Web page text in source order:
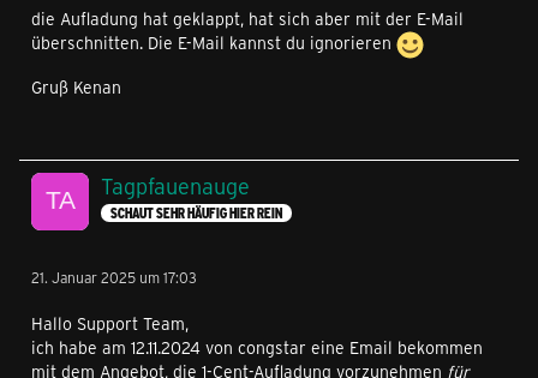
die Aufladung hat geklappt, hat sich aber mit der E-Mail
überschnitten. Die E-Mail kannst du ignorieren
Gruß Kenan
Tagpfauenauge
SCHAUT SEHR HÄUFIG HIER REIN
21. Januar 2025 um 17:03
Hallo Support Team,
ich habe am 12.11.2024 von congstar eine Email bekommen
mit dem Angebot, die 1-Cent-Aufladung vorzunehmen für